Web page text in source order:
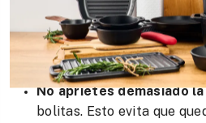
el exceso de aceite. Sirve
Tips clave para
No aprietes demasiado la
bolitas. Esto evita que